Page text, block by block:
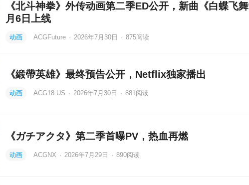
《北斗神拳》外传动画第二季ED公开，新曲《白蝶飞
月6日上线
动画 ACGFuture · 2026年7月30日 · 875阅读
《緞帶英雄》最终预告公开，Netflix独家播出
动画 ACG18.US · 2026年7月30日 · 881 阅读
《ガチアクタ》第二季首曝PV，热血再燃
动画 ACGNX · 2026年7月29日 · 890阅读